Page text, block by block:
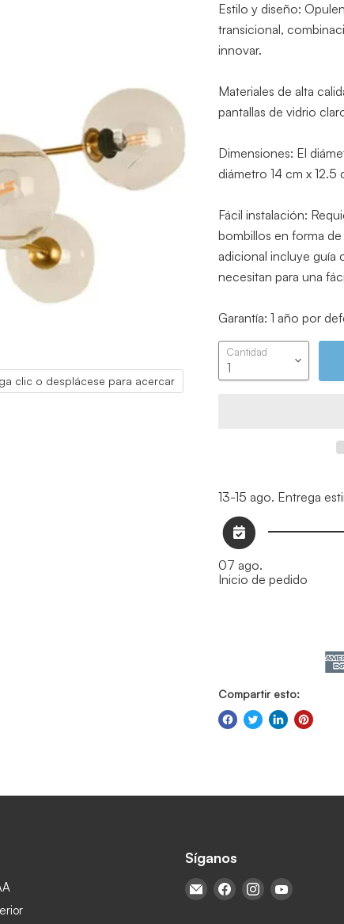
clic o desplácese para acercar
Estilo y diseño:
transicional,
innovar.
Materiales de alta
pantallas de vidrio
Dimensiones: El
diámetro 14 cm x 12.5
Fácil instalación:
bombillos en forma
adicional incluye guía
necesitan para una
Garantía: 1 año por
Cantidad
13-15 ago. Entrega
07 ago.
Inicio de pedido
Compartir esto:
Síganos
Encuéntrenos en Correo
Encuéntrenos en
Encuéntrenos